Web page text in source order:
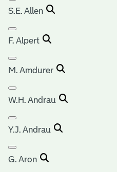
S.E. Allen
F. Alpert
M. Amdurer
W.H. Andrau
Y.J. Andrau
G. Aron